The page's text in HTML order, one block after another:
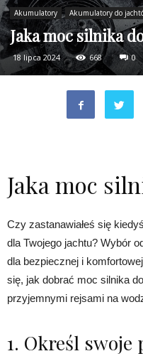
Akumulatory Akumulatory do
Jaka moc silnika
18 lipca 2024 668 0
Jaka moc
Czy zastanawiałeś się
dla Twojego jachtu? Wybór
dla bezpiecznej i
się, jak dobrać moc silnika
przyjemnymi rejsami na
1. Określ swoje